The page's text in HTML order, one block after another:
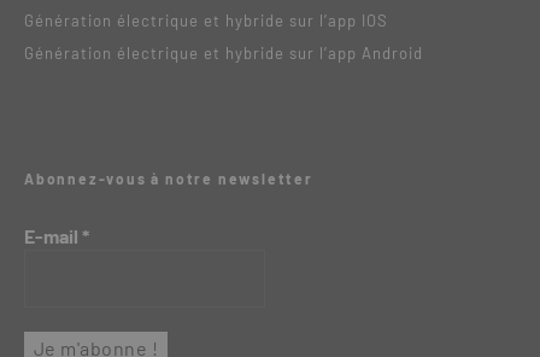
Génération électrique et hybride sur l’app IOS
Génération électrique et hybride sur l’app Android
Abonnez-vous à notre newsletter
E-mail *